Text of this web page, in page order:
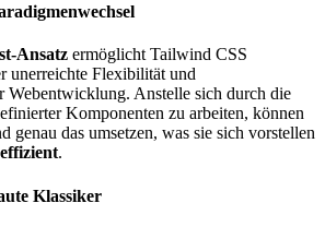
Ansatz ermöglicht Tailwind CSS
unerreichte Flexibilität und
Webentwicklung. Anstelle sich durch die
Komponenten zu arbeiten, können
das umsetzen, was sie sich vorstellen
.
Klassiker